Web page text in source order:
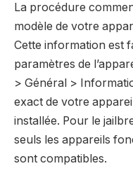
La procédure
modèle de votre
Cette information est
paramètres de
> Général >
exact de votre
installée. Pour le
seuls les appareils
sont compatibles.